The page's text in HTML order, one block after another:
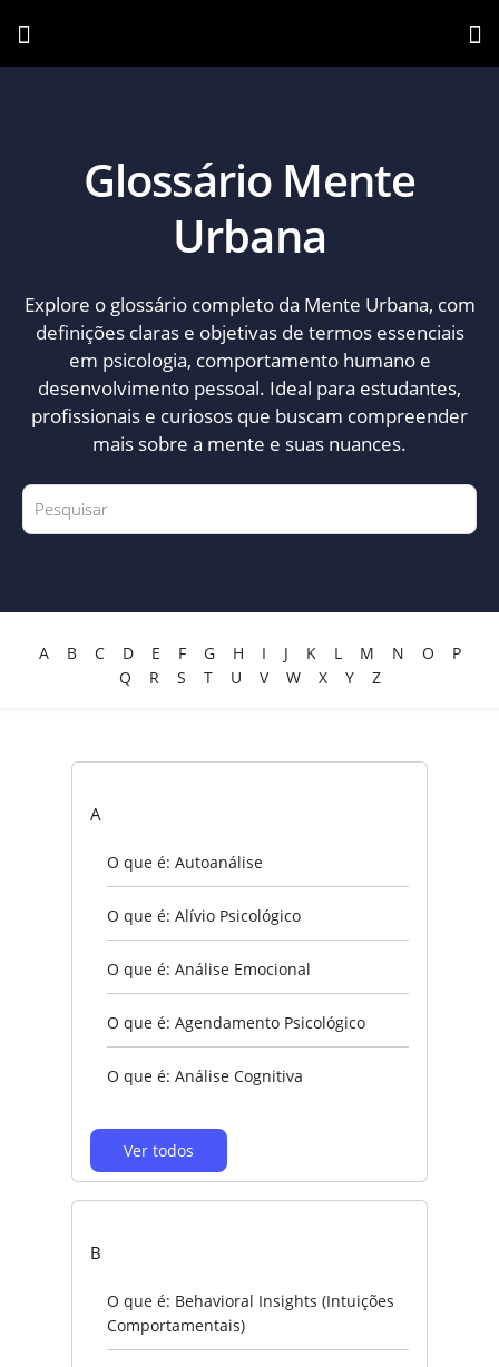
Glossário Mente
Urbana
Explore o glossário completo da Mente Urbana, com
definições claras e objetivas de termos essenciais
em psicologia, comportamento humano e
desenvolvimento pessoal. Ideal para estudantes,
profissionais e curiosos que buscam compreender
mais sobre a mente e suas nuances.
A B C D E F G H I J K L M N O
P
Q
R S T U V W X Y Z
A
O que é: Autoanálise
O que é: Alívio Psicológico
O que é: Análise Emocional
O que é: Agendamento Psicológico
O que é: Análise Cognitiva
Ver todos
B
O que é: Behavioral Insights (Intuições
Comportamentais)